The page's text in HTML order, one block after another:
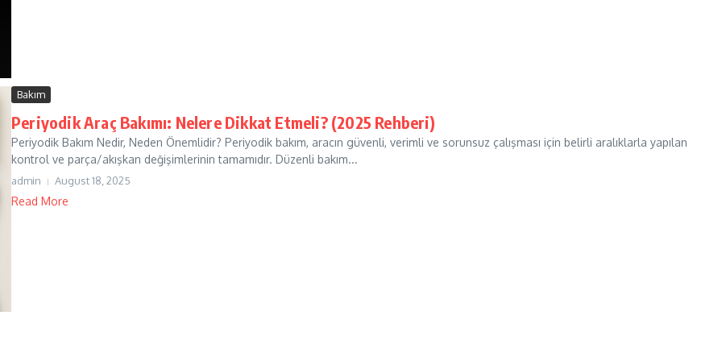
Bakım
Periyodik Araç Bakımı: Nelere Dikkat Etmeli? (2025 Rehberi)
Periyodik Bakım Nedir, Neden Önemlidir? Periyodik bakım, aracın güvenli, verimli ve sorunsuz çalışması için belirli aralıklarla yapılan
kontrol ve parça/akışkan değişimlerinin tamamıdır. Düzenli bakım...
admin August 18, 2025
Read More